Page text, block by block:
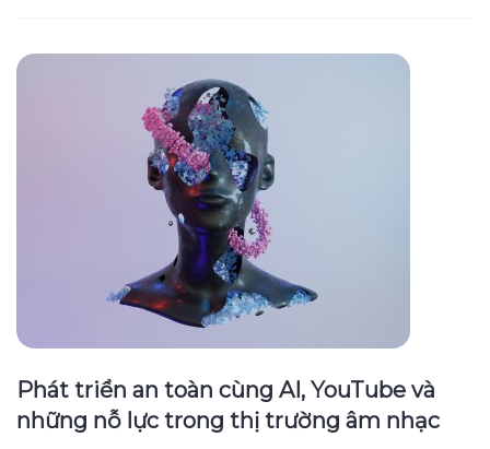
Phát triển an toàn cùng AI, YouTube và
những nỗ lực trong thị trường âm nhạc